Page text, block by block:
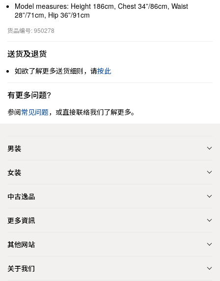
Model measures: Height 186cm, Chest 34”/86cm, Waist
28”/71cm, Hip 36”/91cm
货品编号: 950278
送货及退货
如欲了解更多送货细则，请按此
有更多问题?
参阅常见问题，或直接联络我们了解更多。
男装
女装
中古逸品
更多資訊
其他网站
关于我们